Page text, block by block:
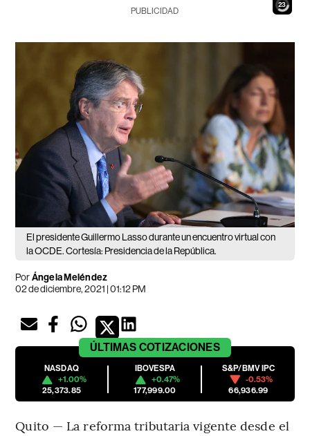
21
PUBLICIDAD
El presidente Guillermo Lasso durante un encuentro virtual con
la OCDE. Cortesía: Presidencia de la República.
PorÁngela Meléndez
02 de diciembre, 2021 | 01:12 PM
ÚLTIMAS COTIZACIONES
NASDAQ
+1.00%
25,373.85
IBOVESPA
+0.47%
177,999.00
S&P/BMV IPC
-0.53%
66,936.99
Quito — La reforma tributaria vigente desde el